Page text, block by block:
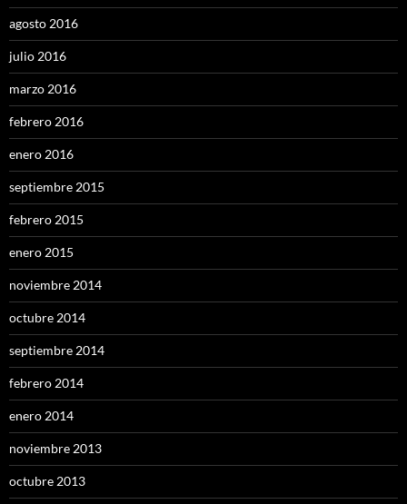
agosto 2016
julio 2016
marzo 2016
febrero 2016
enero 2016
septiembre 2015
febrero 2015
enero 2015
noviembre 2014
octubre 2014
septiembre 2014
febrero 2014
enero 2014
noviembre 2013
octubre 2013